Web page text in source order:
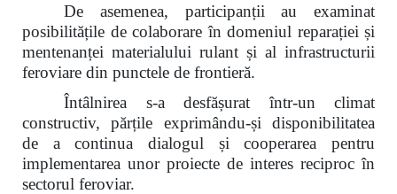
De asemenea, participanții au examinat
posibilitățile de colaborare în domeniul reparației și
mentenanței materialului rulant și al infrastructurii
feroviare din punctele de frontieră.
Întâlnirea s-a desfășurat într-un climat
constructiv, părțile exprimându-și disponibilitatea
de a continua dialogul și cooperarea pentru
implementarea unor proiecte de interes reciproc în
sectorul feroviar.